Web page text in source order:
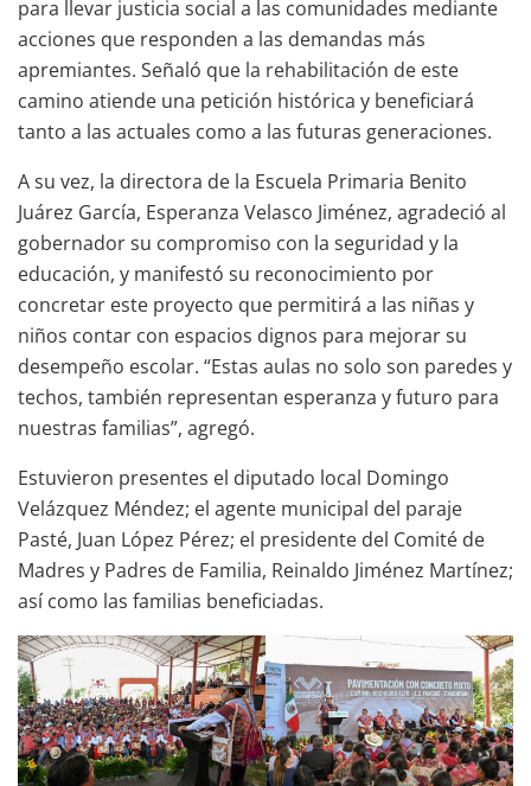
para llevar justicia social a las comunidades mediante
acciones que responden a las demandas más
apremiantes. Señaló que la rehabilitación de este
camino atiende una petición histórica y beneficiará
tanto a las actuales como a las futuras generaciones.
A su vez, la directora de la Escuela Primaria Benito
Juárez García, Esperanza Velasco Jiménez, agradeció al
gobernador su compromiso con la seguridad y la
educación, y manifestó su reconocimiento por
concretar este proyecto que permitirá a las niñas y
niños contar con espacios dignos para mejorar su
desempeño escolar. “Estas aulas no solo son paredes y
techos, también representan esperanza y futuro para
nuestras familias”, agregó.
Estuvieron presentes el diputado local Domingo
Velázquez Méndez; el agente municipal del paraje
Pasté, Juan López Pérez; el presidente del Comité de
Madres y Padres de Familia, Reinaldo Jiménez Martínez;
así como las familias beneficiadas.